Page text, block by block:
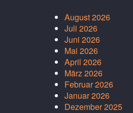
August 2026
Juli 2026
Juni 2026
Mai 2026
April 2026
März 2026
Februar 2026
Januar 2026
Dezember 2025